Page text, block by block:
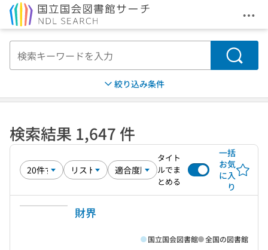
メ
検索
絞り込み条件
検索結果 1,647 件
タイト
ルでま
とめる
一括
お気
に入
り
財界
国立国会図書館 全国の図書館